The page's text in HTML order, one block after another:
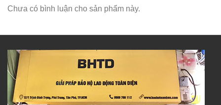
Chưa có bình luận cho sản phẩm này.